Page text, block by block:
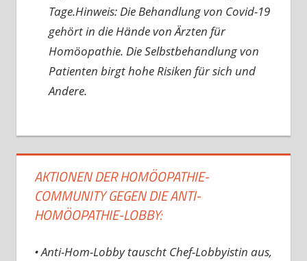
Tage.Hinweis: Die Behandlung von Covid-19
gehört in die Hände von Ärzten für
Homöopathie. Die Selbstbehandlung von
Patienten birgt hohe Risiken für sich und
Andere.
AKTIONEN DER HOMÖOPATHIE-
COMMUNITY GEGEN DIE ANTI-
HOMÖOPATHIE-LOBBY:
• Anti-Hom-Lobby tauscht Chef-Lobbyistin aus,